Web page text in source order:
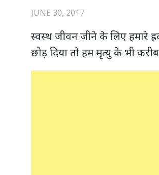
JUNE 30, 2017
स्वस्थ जीवन जीने के लिए हमारे
छोड़ दिया तो हम मृत्यु के भी